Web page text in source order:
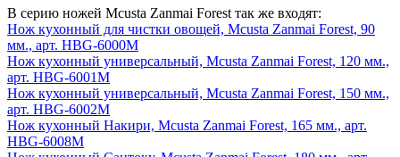
В серию ножей Mcusta Zanmai Forest так же входят:
Нож кухонный для чистки овощей, Mcusta Zanmai Forest, 90
мм., арт. HBG-6000M
Нож кухонный универсальный, Mcusta Zanmai Forest, 120 мм.,
арт. HBG-6001M
Нож кухонный универсальный, Mcusta Zanmai Forest, 150 мм.,
арт. HBG-6002M
Нож кухонный Накири, Mcusta Zanmai Forest, 165 мм., арт.
HBG-6008M